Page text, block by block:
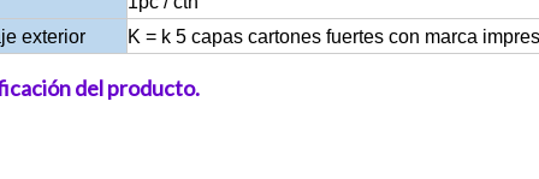
exterior
K = k 5 capas cartones fuertes con marca
del producto.